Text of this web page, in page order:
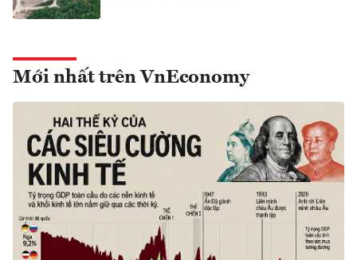
Mới nhất trên VnEconomy